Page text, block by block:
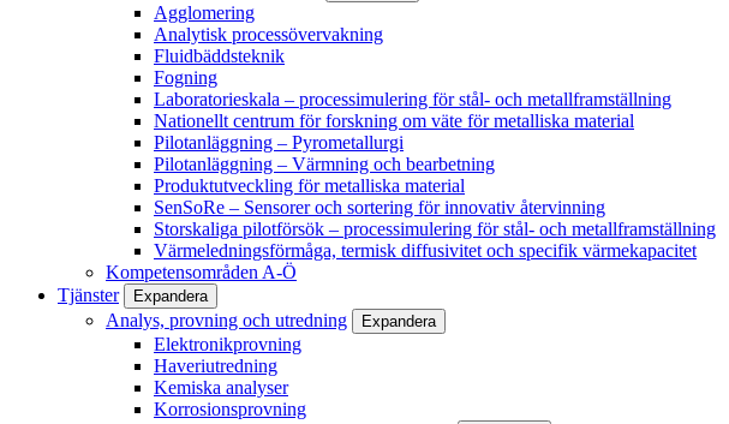
Agglomering
Analytisk processövervakning
Fluidbäddsteknik
Fogning
Laboratorieskala – processimulering för stål- och metallframställning
Nationellt centrum för forskning om väte för metalliska material
Pilotanläggning – Pyrometallurgi
Pilotanläggning – Värmning och bearbetning
Produktutveckling för metalliska material
SenSoRe – Sensorer och sortering för innovativ återvinning
Storskaliga pilotförsök – processimulering för stål- och metallframställning
Värmeledningsförmåga, termisk diffusivitet och specifik värmekapacitet
Kompetensområden A-Ö
Tjänster
Expandera
Analys, provning och utredning Expandera
Elektronikprovning
Haveriutredning
Kemiska analyser
Korrosionsprovning